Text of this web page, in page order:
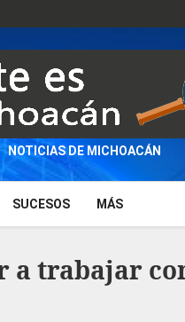
NOTICIAS DE MICHOACÁN
SUCESOS MÁS
a trabajar